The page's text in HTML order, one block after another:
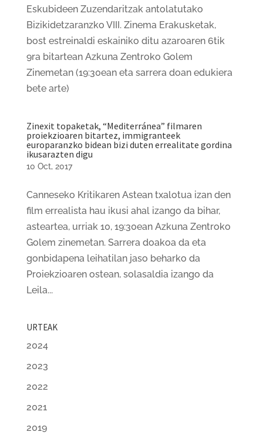
Eskubideen Zuzendaritzak antolatutako
Bizikidetzaranzko VIII. Zinema Erakusketak,
bost estreinaldi eskainiko ditu azaroaren 6tik
9ra bitartean Azkuna Zentroko Golem
Zinemetan (19:30ean eta sarrera doan edukiera
bete arte)
Zinexit topaketak, “Mediterránea” filmaren
proiekzioaren bitartez, immigranteek
europaranzko bidean bizi duten errealitate gordina
ikusarazten digu
10 Oct, 2017
Canneseko Kritikaren Astean txalotua izan den
film errealista hau ikusi ahal izango da bihar,
asteartea, urriak 10, 19:30ean Azkuna Zentroko
Golem zinemetan. Sarrera doakoa da eta
gonbidapena leihatilan jaso beharko da
Proiekzioaren ostean, solasaldia izango da
Leila...
URTEAK
2024
2023
2022
2021
2019